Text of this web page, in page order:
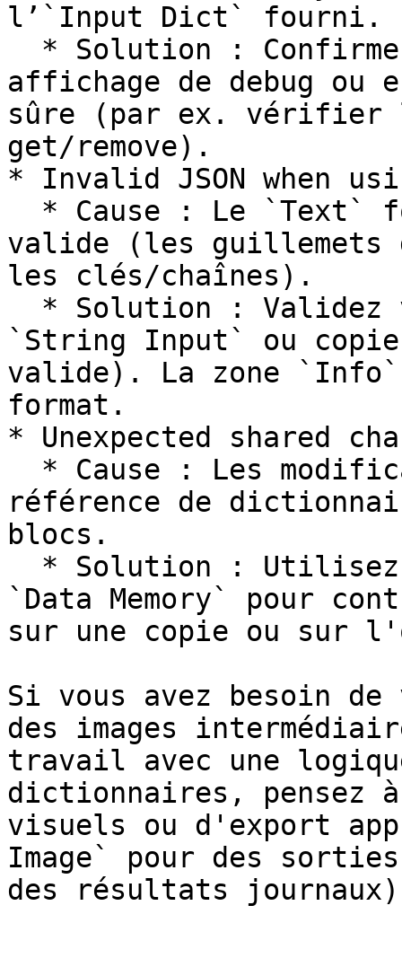
l’`Input Dict` fourni.
affichage de debug
sûre (par ex. vérifier
get/remove).
* Invalid JSON when
valide (les guillemets
les clés/chaînes).
`String Input` ou
valide). La zone `Info`
format.
* Unexpected shared
référence de
blocs.
`Data Memory` pour
sur une copie ou sur
Si vous avez besoin
des images
travail avec une
dictionnaires, pensez
visuels ou d'export
Image` pour des